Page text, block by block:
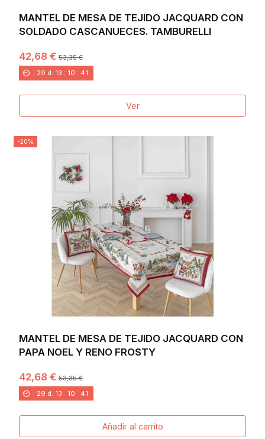
MANTEL DE MESA DE TEJIDO JACQUARD CON
SOLDADO CASCANUECES. TAMBURELLI
42,68 €53,35 €
29 d. 13 : 10 : 40
Ver
-20%
MANTEL DE MESA DE TEJIDO JACQUARD CON
PAPA NOEL Y RENO FROSTY
42,68 €53,35 €
29 d. 13 : 10 : 40
Añadir al carrito